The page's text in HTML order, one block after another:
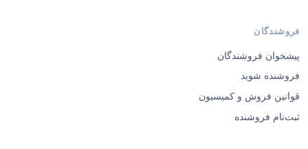
فروشندگان
پیشخوان فروشندگان
فروشنده شوید
قوانین فروش و کمیسیون
ثبت‌نام فروشنده